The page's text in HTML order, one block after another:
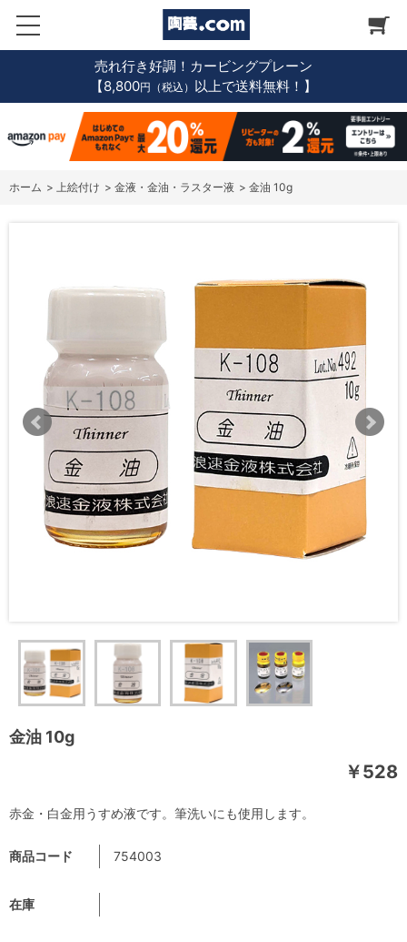
売れ行き好調！カービングプレーン
【8,800円（税込） 以上で送料無料！】
ホーム > 上絵付け > 金液・金油・ラスター液 > 金油 10g
金油 10g
￥528
商品コード 754003
在庫
赤金・白金用うすめ液です。筆洗いにも使用します。